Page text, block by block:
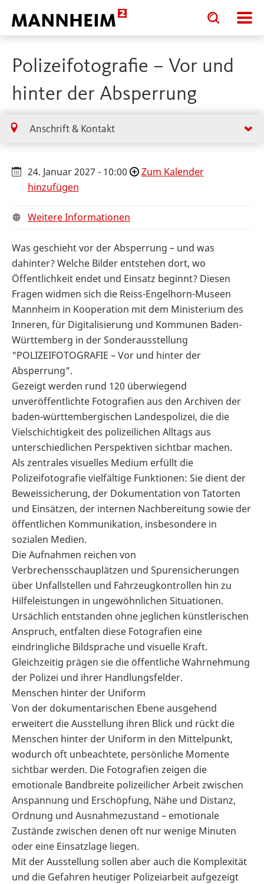
Toggle
search
input
Toggle
search
input
Polizeifotografie – Vor und
hinter der Absperrung
Anschrift & Kontakt
24. Januar 2027 - 10:00
Zum Kalender
hinzufügen
Weitere Informationen
Was geschieht vor der Absperrung – und was
dahinter? Welche Bilder entstehen dort, wo
Öffentlichkeit endet und Einsatz beginnt? Diesen
Fragen widmen sich die Reiss-Engelhorn-Museen
Mannheim in Kooperation mit dem Ministerium des
Inneren, für Digitalisierung und Kommunen Baden-
Württemberg in der Sonderausstellung
"POLIZEIFOTOGRAFIE – Vor und hinter der
Absperrung".
Gezeigt werden rund 120 überwiegend
unveröffentlichte Fotografien aus den Archiven der
baden-württembergischen Landespolizei, die die
Vielschichtigkeit des polizeilichen Alltags aus
unterschiedlichen Perspektiven sichtbar machen.
Als zentrales visuelles Medium erfüllt die
Polizeifotografie vielfältige Funktionen: Sie dient der
Beweissicherung, der Dokumentation von Tatorten
und Einsätzen, der internen Nachbereitung sowie der
öffentlichen Kommunikation, insbesondere in
sozialen Medien.
Die Aufnahmen reichen von
Verbrechensschauplätzen und Spurensicherungen
über Unfallstellen und Fahrzeugkontrollen hin zu
Hilfeleistungen in ungewöhnlichen Situationen.
Ursächlich entstanden ohne jeglichen künstlerischen
Anspruch, entfalten diese Fotografien eine
eindringliche Bildsprache und visuelle Kraft.
Gleichzeitig prägen sie die öffentliche Wahrnehmung
der Polizei und ihrer Handlungsfelder.
Menschen hinter der Uniform
Von der dokumentarischen Ebene ausgehend
erweitert die Ausstellung ihren Blick und rückt die
Menschen hinter der Uniform in den Mittelpunkt,
wodurch oft unbeachtete, persönliche Momente
sichtbar werden. Die Fotografien zeigen die
emotionale Bandbreite polizeilicher Arbeit zwischen
Anspannung und Erschöpfung, Nähe und Distanz,
Ordnung und Ausnahmezustand – emotionale
Zustände zwischen denen oft nur wenige Minuten
oder eine Einsatzlage liegen.
Mit der Ausstellung sollen aber auch die Komplexität
und die Gefahren heutiger Polizeiarbeit aufgezeigt